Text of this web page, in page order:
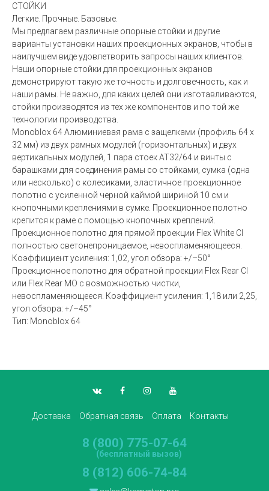
СТОЙКИ
Легкие. Прочные. Базовые.
Мы предлагаем различные опорные стойки и другие
варианты установки наших проекционных экранов, чтобы в
наилучшем виде удовлетворить запросы наших клиентов.
Наши опорные стойки для проекционных экранов
демонстрируют такую же точность и долговечность, как и
наши рамы. Не важно, для каких целей они изготавливаются,
стойки производятся из тех же компонентов и по той же
технологии производства.
Monoblox 64 Алюминиевая рама с защелками (профиль 64 x
32 мм) из двух рамных модулей (горизонтальных) и двух
вертикальных модулей, 1 пара стоек AT32/64 и винты с
барашками для соединения рамы со стойками, сумка (одна
или несколько) с колесиками, эластичное проекционное
полотно с усиленной черной каймой шириной 10 см и
кнопочными креплениями в сумке. Проекционное полотно
крепится к раме с помощью кнопочных креплений.
Проекционное полотно для прямой проекции Flex White CI
полностью светонепроницаемое, невоспламеняющееся.
Коэффициент усиления: 1,02, угол обзора: +/–50°
Проекционное полотно для обратной проекции Flex Rear CI
или Flex Rear MO с возможностью чистки,
невоспламеняющееся. Коэффициент усиления: 1,18 или 2,25,
угол обзора: +/–45°
Тип: Monoblox 64
Доставка Обратная связь Оплата Контакты
8 (800) 775-07-64
(бесплатный вызов)
8 (812) 606-74-84